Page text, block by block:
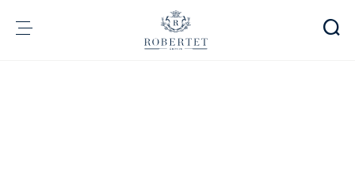
Panneau de gestion des cookies